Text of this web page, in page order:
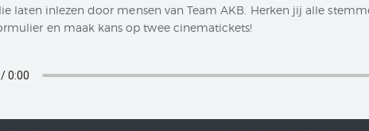
laten inlezen door mensen van Team AKB. Herken jij alle
en maak kans op twee cinematickets!